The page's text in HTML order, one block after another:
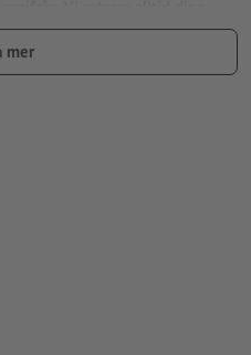
att de inte är upp och ner.
ska ha en överlappningskant på
oönskade snittytor.
mer